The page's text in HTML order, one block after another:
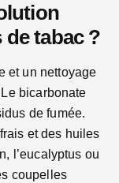
tabac ?
et un nettoyage
bicarbonate
de fumée.
et des huiles
l’eucalyptus ou
coupelles